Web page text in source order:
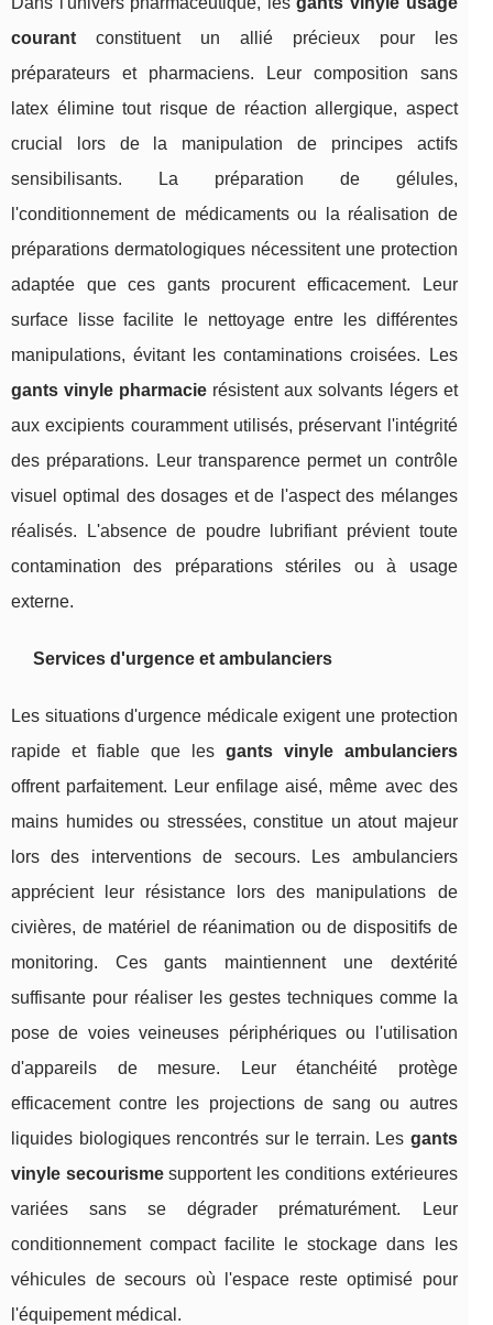
courant constituent un allié précieux pour les
préparateurs et pharmaciens. Leur composition sans
latex élimine tout risque de réaction allergique, aspect
crucial lors de la manipulation de principes actifs
sensibilisants. La préparation de gélules,
l'conditionnement de médicaments ou la réalisation de
préparations dermatologiques nécessitent une protection
adaptée que ces gants procurent efficacement. Leur
surface lisse facilite le nettoyage entre les différentes
manipulations, évitant les contaminations croisées. Les
gants vinyle pharmacie résistent aux solvants légers et
aux excipients couramment utilisés, préservant l'intégrité
des préparations. Leur transparence permet un contrôle
visuel optimal des dosages et de l'aspect des mélanges
réalisés. L'absence de poudre lubrifiant prévient toute
contamination des préparations stériles ou à usage
externe.
Services d'urgence et ambulanciers
Les situations d'urgence médicale exigent une protection
rapide et fiable que les gants vinyle ambulanciers
offrent parfaitement. Leur enfilage aisé, même avec des
mains humides ou stressées, constitue un atout majeur
lors des interventions de secours. Les ambulanciers
apprécient leur résistance lors des manipulations de
civières, de matériel de réanimation ou de dispositifs de
monitoring. Ces gants maintiennent une dextérité
suffisante pour réaliser les gestes techniques comme la
pose de voies veineuses périphériques ou l'utilisation
d'appareils de mesure. Leur étanchéité protège
efficacement contre les projections de sang ou autres
liquides biologiques rencontrés sur le terrain. Les gants
vinyle secourismesupportent les conditions extérieures
variées sans se dégrader prématurément. Leur
conditionnement compact facilite le stockage dans les
véhicules de secours où l'espace reste optimisé pour
l'équipement médical.